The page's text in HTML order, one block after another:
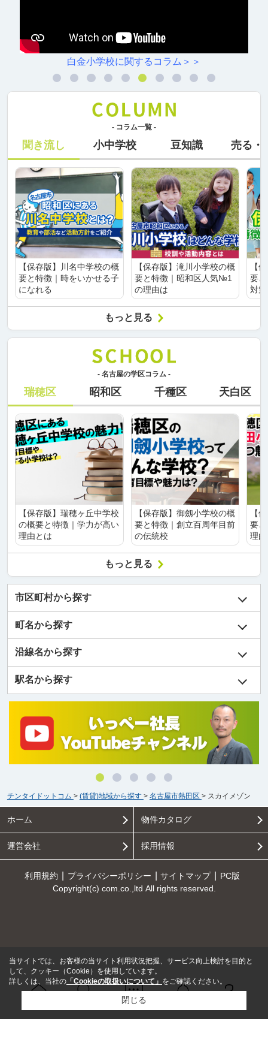
白金小学校に関するコラム＞＞
- コラム一覧 -
聞き流し 小中学校 豆知識 売る・
【保存版】川名中学校の概
要と特徴｜時をいかせる子
になれる
【保存版】滝川小学校の概
要と特徴｜昭和区人気№1
の理由は
【
要
対
もっと見る
- 名古屋の学区コラム -
瑞穂区 昭和区 千種区 天白区
【保存版】瑞穂ヶ丘中学校
の概要と特徴｜学力が高い
理由とは
【保存版】御劔小学校の概
要と特徴｜創立百周年目前
の伝統校
【
要
理
もっと見る
問い合せ
市区町村から探す
町名から探す
沿線名から探す
駅名から探す
チンタイドットコム > (賃貸)地域から探す > 名古屋市熱田区 > スカイメゾン
ホーム 物件カタログ
運営会社 採用情報
利用規約 プライバシーポリシー サイトマップ
PC版
Copyright(c) com.co.,ltd All rights reserved.
当サイトでは、お客様の当サイト利用状況把握、サービス向上検討を目的と
して、クッキー（Cookie）を使用しています。
詳しくは、当社の 「Cookieの取扱いについて」 をご確認ください。
閉じる